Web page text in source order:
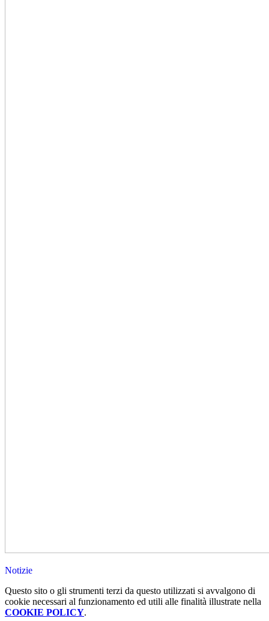
Notizie
Questo sito o gli strumenti terzi da questo utilizzati si avvalgono di
cookie necessari al funzionamento ed utili alle finalità illustrate nella
COOKIE POLICY.